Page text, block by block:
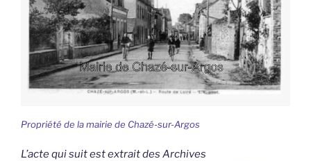
Propriété de la mairie de Chazé-sur-Argos
L’acte qui suit est extrait des Archives